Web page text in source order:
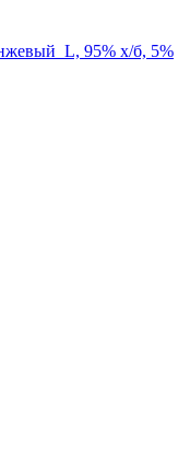
95% х/б, 5%